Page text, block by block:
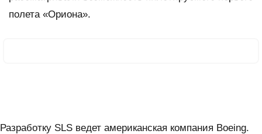
полета «Ориона».
Разработку SLS ведет американская компания Boeing.